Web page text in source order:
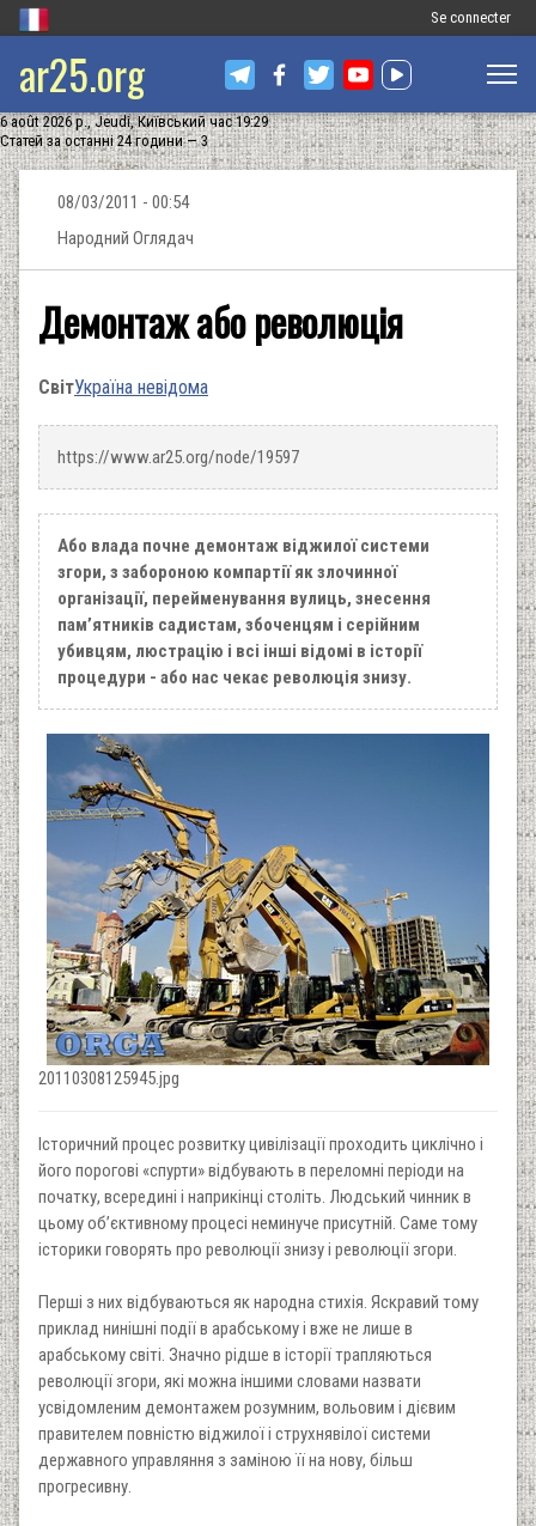
Меню
користувача
Se connecter
ar25.org
6 août 2026 р., Jeudi, Київський час 19:29
Статей за останні 24 години — 3
08/03/2011 - 00:54
Народний Оглядач
Демонтаж або революція
СвітУкраїна невідома
https://www.ar25.org/node/19597
Або влада почне демонтаж віджилої системи
згори, з забороною компартії як злочинної
організації, перейменування вулиць, знесення
пам’ятників садистам, збоченцям і серійним
убивцям, люстрацію і всі інші відомі в історії
процедури - або нас чекає революція знизу.
20110308125945.jpg
Історичний процес розвитку цивілізації проходить циклічно і
його порогові «спурти» відбувають в переломні періоди на
початку, всередині і наприкінці століть. Людський чинник в
цьому об’єктивному процесі неминуче присутній. Саме тому
історики говорять про революції знизу і революції згори.
Перші з них відбуваються як народна стихія. Яскравий тому
приклад нинішні події в арабському і вже не лише в
арабському світі. Значно рідше в історії трапляються
революції згори, які можна іншими словами назвати
усвідомленим демонтажем розумним, вольовим і дієвим
правителем повністю віджилої і струхнявілої системи
державного управляння з заміною її на нову, більш
прогресивну.